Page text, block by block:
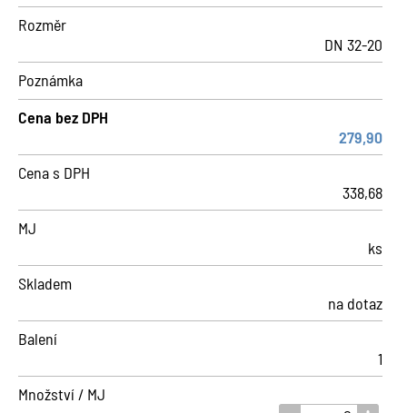
Rozměr
DN 32-20
Poznámka
Cena bez DPH
279,90
Cena s DPH
338,68
MJ
ks
Skladem
na dotaz
Balení
1
Množství / MJ